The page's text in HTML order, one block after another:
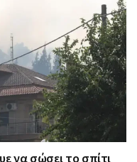
να σώσει το σπίτι